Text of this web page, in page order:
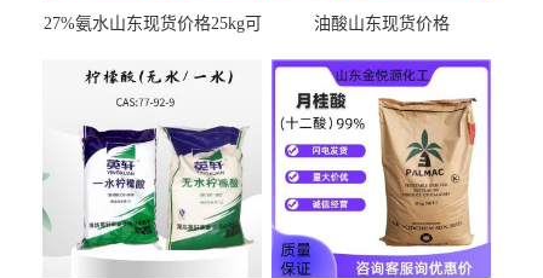
27%氨水山东现货价格25kg可
油酸山东现货价格